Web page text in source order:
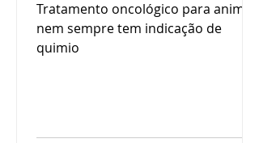
Tratamento oncológico para animais
nem sempre tem indicação de
quimio